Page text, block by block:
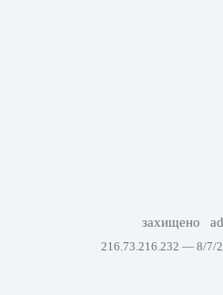
захищено
216.73.216.232 — 8/7/